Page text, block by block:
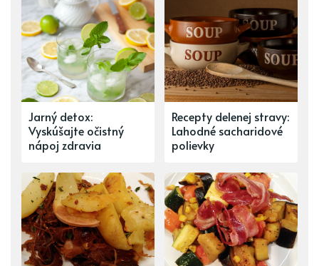
Jarný detox:
Vyskúšajte očistný
nápoj zdravia
Recepty delenej stravy:
Lahodné sacharidové
polievky